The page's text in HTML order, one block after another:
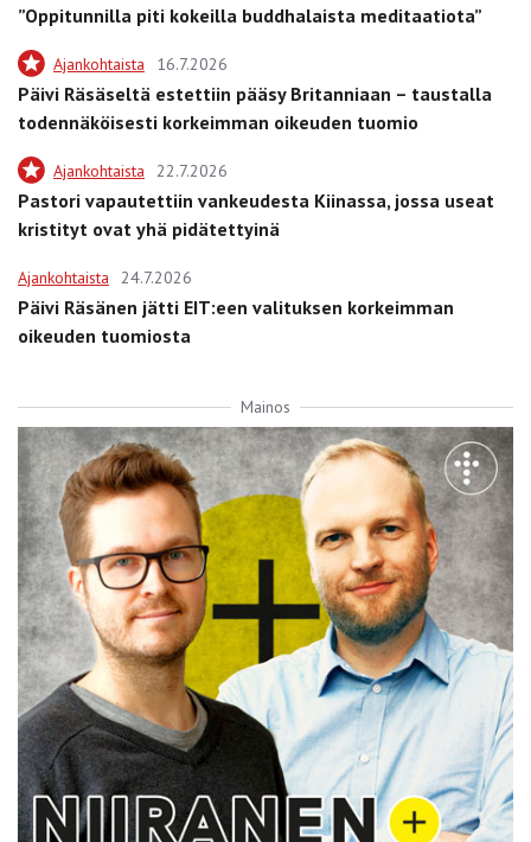
”Oppitunnilla piti kokeilla buddhalaista meditaatiota”
Ajankohtaista 16.7.2026
Päivi Räsäseltä estettiin pääsy Britanniaan – taustalla
todennäköisesti korkeimman oikeuden tuomio
Ajankohtaista 22.7.2026
Pastori vapautettiin vankeudesta Kiinassa, jossa useat
kristityt ovat yhä pidätettyinä
Ajankohtaista 24.7.2026
Päivi Räsänen jätti EIT:een valituksen korkeimman
oikeuden tuomiosta
Mainos